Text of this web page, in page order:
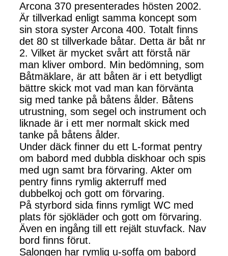
Arcona 370 presenterades hösten 2002.
Är tillverkad enligt samma koncept som
sin stora syster Arcona 400. Totalt finns
det 80 st tillverkade båtar. Detta är båt nr
2. Vilket är mycket svårt att förstå när
man kliver ombord. Min bedömning, som
Båtmäklare, är att båten är i ett betydligt
bättre skick mot vad man kan förvänta
sig med tanke på båtens ålder. Båtens
utrustning, som segel och instrument och
liknade är i ett mer normalt skick med
tanke på båtens ålder.
Under däck finner du ett L-format pentry
om babord med dubbla diskhoar och spis
med ugn samt bra förvaring. Akter om
pentry finns rymlig akterruff med
dubbelkoj och gott om förvaring.
På styrbord sida finns rymligt WC med
plats för sjökläder och gott om förvaring.
Även en ingång till ett rejält stuvfack. Nav
bord finns förut.
Salongen har rymlig u-soffa om babord